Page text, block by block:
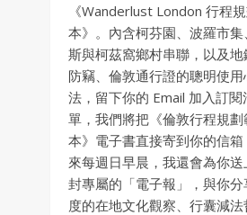
《Wanderlust London 行程
本》。內含柯芬園、波羅市集
斯與柯茲窩鄉村串聯，以及地
防竊、倫敦通行證的聰明使用
法，留下你的 Email 加入訂閱
單，我們將把《倫敦行程規劃
本》電子書直接寄到你的信箱
來每週日早晨，我還會為你送
封專屬的「電子報」，與你分
度的在地文化觀察、行囊減